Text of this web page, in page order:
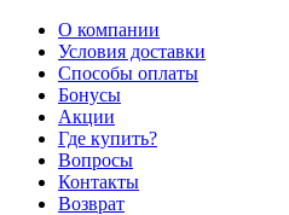
О компании
Условия доставки
Способы оплаты
Бонусы
Акции
Где купить?
Вопросы
Контакты
Возврат